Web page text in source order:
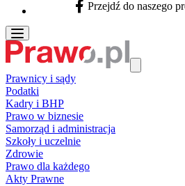
Facebook - otwiera się w nowej
Przejdź do naszego
Prawnicy i sądy
Podatki
Kadry i BHP
Prawo w biznesie
Samorząd i administracja
Szkoły i uczelnie
Zdrowie
Prawo dla każdego
Akty Prawne